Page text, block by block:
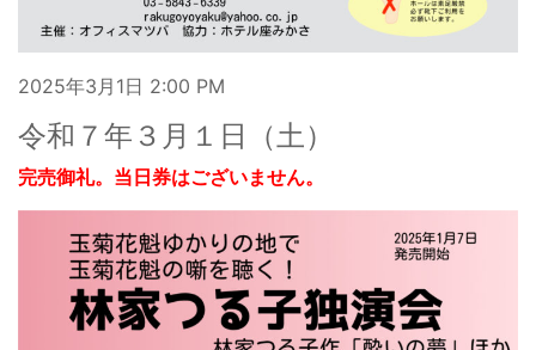
2025年3月1日 2:00 PM
令和７年３月１日（土）
完売御礼。当日券はございません。